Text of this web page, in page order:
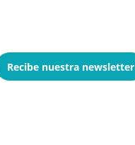
Recibe nuestra newsletter